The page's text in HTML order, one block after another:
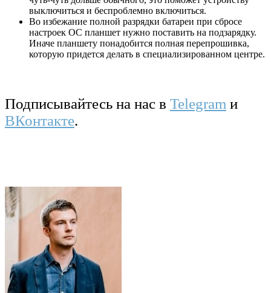
выключиться и беспроблемно включиться.
Во избежание полной разрядки батареи при сбросе
настроек ОС планшет нужно поставить на подзарядку.
Иначе планшету понадобится полная перепрошивка,
которую придется делать в специализированном центре.
Подписывайтесь на нас в Telegram и
ВКонтакте.